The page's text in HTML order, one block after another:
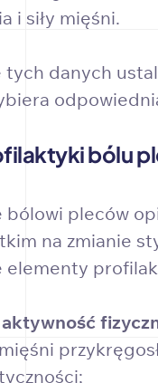
i siły mięśni.
tych danych
bólu
bólowi pleców
na zmianie
elementy